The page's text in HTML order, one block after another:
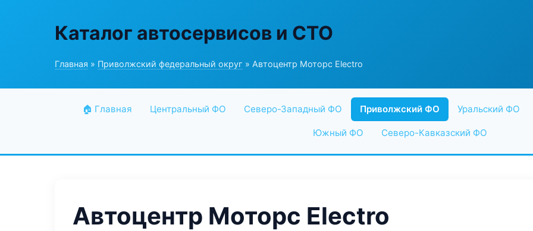
Каталог автосервисов и СТО
Главная » Приволжский федеральный округ » Автоцентр Моторс Electro
🏠 Главная Центральный ФО Северо-Западный ФО Приволжский ФО Уральский ФО
Южный ФО Северо-Кавказский ФО
Автоцентр Моторс Electro